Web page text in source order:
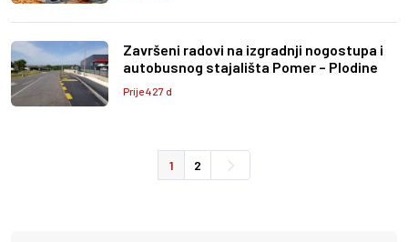
Završeni radovi na izgradnji nogostupa i
autobusnog stajališta Pomer – Plodine
Prije 427 d
1 2